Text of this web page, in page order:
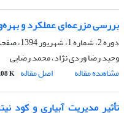
بررسی مزرعه‌ای عملکرد و
دوره 2، شماره 1، شهریور 1394، صفحه
وحید رضا وردی نژاد، محمد رضایی
مشاهده مقاله
اصل مقاله K
تأثیر مدیریت آبیاری و کود